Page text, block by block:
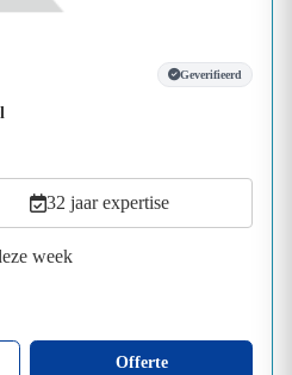
Geverifieerd
32 jaar expertise
week
Offerte